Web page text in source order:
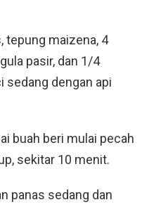
tepung maizena, 4
pasir, dan 1/4
sedang dengan api
buah beri mulai pecah
sekitar 10 menit.
panas sedang dan